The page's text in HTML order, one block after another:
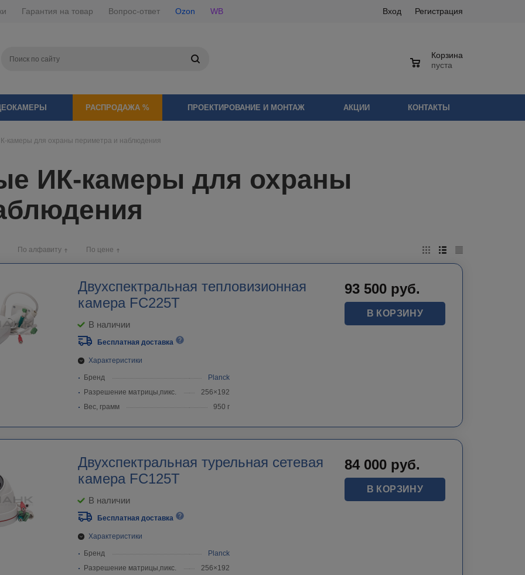
Гарантия на товар Вопрос-ответ Ozon WB Вход Регистрация
Корзина
пуста
РАСПРОДАЖА % ПРОЕКТИРОВАНИЕ И МОНТАЖ АКЦИИ КОНТАКТЫ
камеры для охраны периметра и наблюдения
ИК-камеры для охраны
По алфавиту По цене
Двухспектральная тепловизионная
камера FC225T
В наличии
Бесплатная доставка
Характеристики
Бренд
Planck
Разрешение матрицы,пикс.
256×192
Вес, грамм
950 г
93 500 руб.
В КОРЗИНУ
Двухспектральная турельная сетевая
камера FC125T
В наличии
Бесплатная доставка
Характеристики
Бренд
Planck
Разрешение матрицы,пикс.
256×192
84 000 руб.
В КОРЗИНУ